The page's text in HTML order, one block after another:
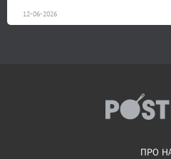
12-06-2026
ПРО